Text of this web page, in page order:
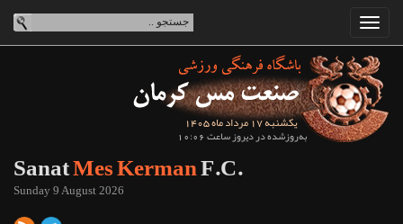
یکشنبه 17 مرداد ماه 1405
به‌روزشده در دیروز ساعت 10:06
SanatMes KermanF.C.
Sunday 9 August 2026